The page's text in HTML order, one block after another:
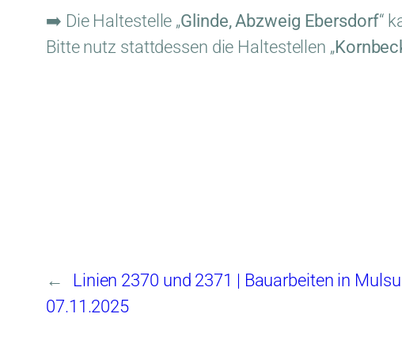
➡️ Die Haltestelle „Glinde, Abzweig Ebersdorf“
Bitte nutz stattdessen die Haltestellen „
←
Linien 2370 und 2371 | Bauarbeiten in
07.11.2025